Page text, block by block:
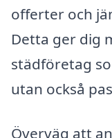
offerter och
Detta ger dig
städföretag
utan också
Överväg att